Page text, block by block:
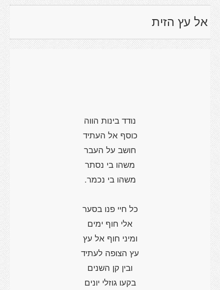
אל עץ הזית
נודד בינות הווה
כוסף אל העתיד
חושב על העבר
משהו בי נסתר
משהו בי נכמר.
כל חיי פנו בסער
אלי חוף ימים
ומיני חוף אל עץ
עץ הצופה לעתיד
ובין קן השנים
בקעו גוזלי יונים